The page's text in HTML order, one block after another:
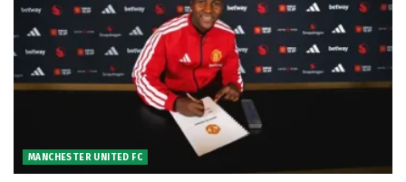
MANCHESTER UNITED FC